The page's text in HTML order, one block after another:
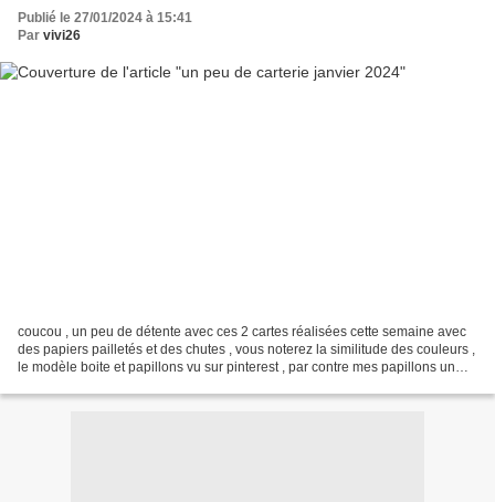
Publié le 27/01/2024 à 15:41
Par vivi26
coucou , un peu de détente avec ces 2 cartes réalisées cette semaine avec
des papiers pailletés et des chutes , vous noterez la similitude des couleurs ,
le modèle boite et papillons vu sur pinterest , par contre mes papillons un